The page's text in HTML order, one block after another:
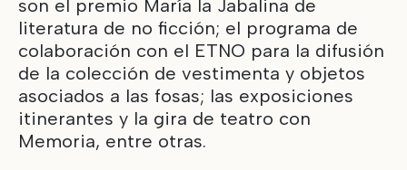
son el premio María la Jabalina de
literatura de no ficción; el programa de
colaboración con el ETNO para la difusión
de la colección de vestimenta y objetos
asociados a las fosas; las exposiciones
itinerantes y la gira de teatro con
Memoria, entre otras.